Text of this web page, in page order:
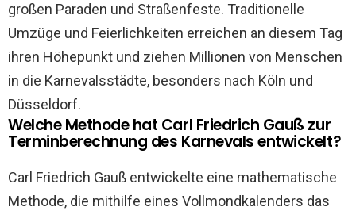
großen Paraden und Straßenfeste. Traditionelle
Umzüge und Feierlichkeiten erreichen an diesem Tag
ihren Höhepunkt und ziehen Millionen von Menschen
in die Karnevalsstädte, besonders nach Köln und
Düsseldorf.
Welche Methode hat Carl Friedrich Gauß zur
Terminberechnung des Karnevals entwickelt?
Carl Friedrich Gauß entwickelte eine mathematische
Methode, die mithilfe eines Vollmondkalenders das